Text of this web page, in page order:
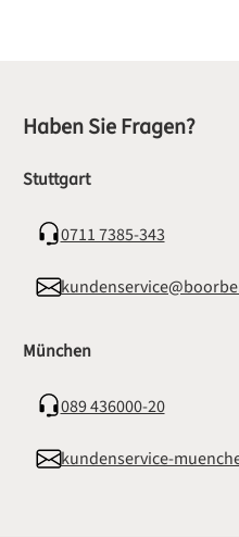
Haben Sie Fragen?
Stuttgart
0711 7385-343
München
089 436000-20
kundenservice-